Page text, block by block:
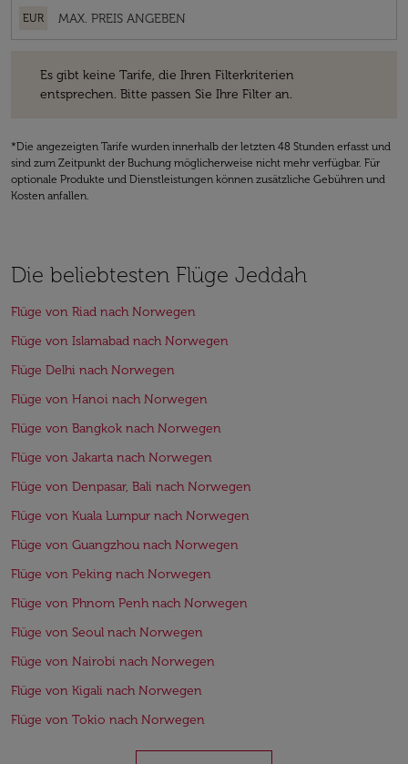
EUR
Es gibt keine Tarife, die Ihren Filterkriterien
entsprechen. Bitte passen Sie Ihre Filter an.
*Die angezeigten Tarife wurden innerhalb der letzten 48 Stunden erfasst und
sind zum Zeitpunkt der Buchung möglicherweise nicht mehr verfügbar. Für
optionale Produkte und Dienstleistungen können zusätzliche Gebühren und
Kosten anfallen.
Die beliebtesten Flüge Jeddah
Flüge von Riad nach Norwegen
Flüge von Islamabad nach Norwegen
Flüge Delhi nach Norwegen
Flüge von Hanoi nach Norwegen
Flüge von Bangkok nach Norwegen
Flüge von Jakarta nach Norwegen
Flüge von Denpasar, Bali nach Norwegen
Flüge von Kuala Lumpur nach Norwegen
Flüge von Guangzhou nach Norwegen
Flüge von Peking nach Norwegen
Flüge von Phnom Penh nach Norwegen
Flüge von Seoul nach Norwegen
Flüge von Nairobi nach Norwegen
Flüge von Kigali nach Norwegen
Flüge von Tokio nach Norwegen